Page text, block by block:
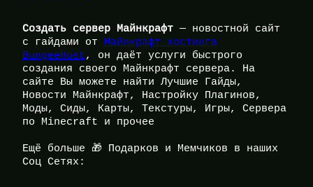
Создать сервер Майнкрафт — новостной сайт
с гайдами от Майнкрафт хостинга
BungeeHost, он даёт услуги быстрого
создания своего Майнкрафт сервера. На
сайте Вы можете найти Лучшие Гайды,
Новости Майнкрафт, Настройку Плагинов,
Моды, Сиды, Карты, Текстуры, Игры, Сервера
по Minecraft и прочее
Ещё больше 🎁 Подарков и Мемчиков в наших
Соц Сетях: